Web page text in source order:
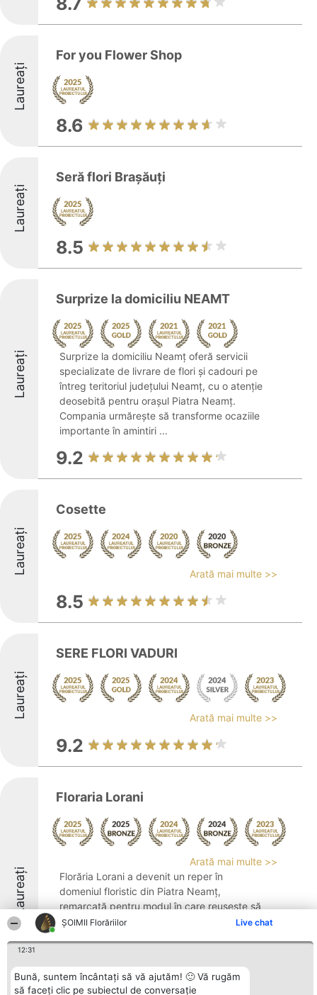
ȘOIMII Florăriilor Live chat
12:31
Bună, suntem încântați să vă ajutăm! 🙂 Vă rugăm
să faceți clic pe subiectul de conversație
Laureați
For you Flower Shop
8.6
Laureați
Seră flori Brașăuți
8.5
Laureați
Surprize la domiciliu NEAMT
Surprize la domiciliu Neamț oferă servicii
specializate de livrare de flori și cadouri pe
întreg teritoriul județului Neamț, cu o atenție
deosebită pentru orașul Piatra Neamț.
Compania urmărește să transforme ocaziile
importante în amintiri ...
9.2
Laureați
Cosette
Arată mai multe >>
8.5
Laureați
SERE FLORI VADURI
Arată mai multe >>
9.2
Laureați
Floraria Lorani
Arată mai multe >>
Florăria Lorani a devenit un reper în
domeniul floristic din Piatra Neamț,
remarcată pentru modul în care reușește să
transpună emoțiile în creații florale
realizarea ...